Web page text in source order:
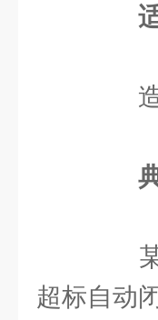
造
某
超标自动